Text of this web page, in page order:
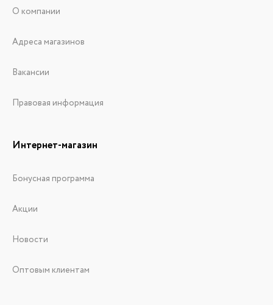
О компании
Адреса магазинов
Вакансии
Правовая информация
Интернет-магазин
Бонусная программа
Акции
Новости
Оптовым клиентам